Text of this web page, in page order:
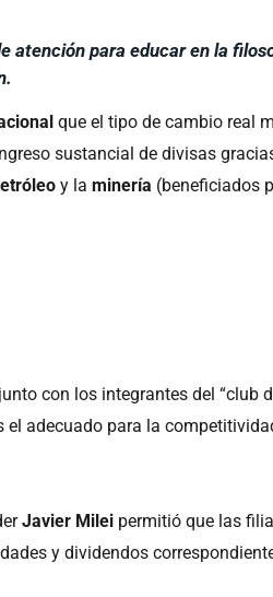
atención para educar en la
que el tipo de cambio real
sustancial de divisas
y laminería (beneficiados
con los integrantes del “club
el adecuado para la
Javier Milei permitió que las
y dividendos